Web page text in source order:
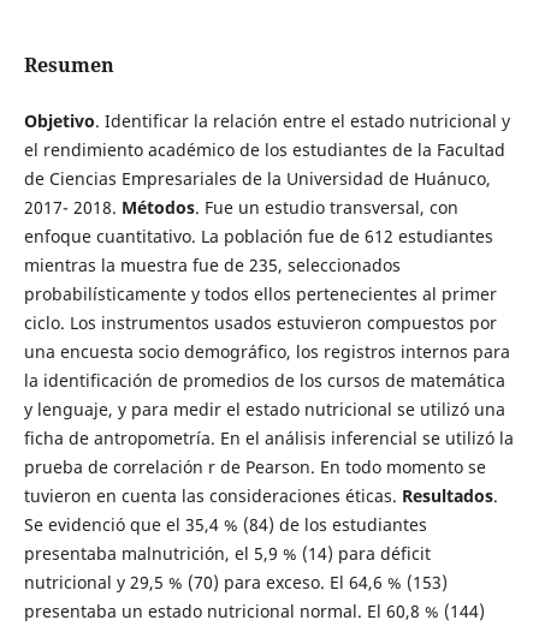
Resumen
Objetivo. Identificar la relación entre el estado nutricional y
el rendimiento académico de los estudiantes de la Facultad
de Ciencias Empresariales de la Universidad de Huánuco,
2017- 2018. Métodos. Fue un estudio transversal, con
enfoque cuantitativo. La población fue de 612 estudiantes
mientras la muestra fue de 235, seleccionados
probabilísticamente y todos ellos pertenecientes al primer
ciclo. Los instrumentos usados estuvieron compuestos por
una encuesta socio demográfico, los registros internos para
la identificación de promedios de los cursos de matemática
y lenguaje, y para medir el estado nutricional se utilizó una
ficha de antropometría. En el análisis inferencial se utilizó la
prueba de correlación r de Pearson. En todo momento se
tuvieron en cuenta las consideraciones éticas. Resultados.
Se evidenció que el 35,4 % (84) de los estudiantes
presentaba malnutrición, el 5,9 % (14) para déficit
nutricional y 29,5 % (70) para exceso. El 64,6 % (153)
presentaba un estado nutricional normal. El 60,8 % (144)